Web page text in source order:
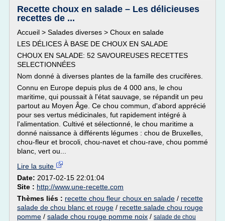
Recette choux en salade – Les délicieuses
recettes de ...
Accueil > Salades diverses > Choux en salade
LES DÉLICES À BASE DE CHOUX EN SALADE
CHOUX EN SALADE: 52 SAVOUREUSES RECETTES
SELECTIONNÉES
Nom donné à diverses plantes de la famille des crucifères.
Connu en Europe depuis plus de 4 000 ans, le chou
maritime, qui poussait à l'état sauvage, se répandit un peu
partout au Moyen Âge. Ce chou commun, d'abord apprécié
pour ses vertus médicinales, fut rapidement intégré à
l'alimentation. Cultivé et sélectionné, le chou maritime a
donné naissance à différents légumes : chou de Bruxelles,
chou-fleur et brocoli, chou-navet et chou-rave, chou pommé
blanc, vert ou...
Lire la suite
Date: 2017-02-15 22:01:04
Site : http://www.une-recette.com
Thèmes liés : recette chou fleur choux en salade / recette
salade de chou blanc et rouge / recette salade chou rouge
pomme / salade chou rouge pomme noix / salade de chou